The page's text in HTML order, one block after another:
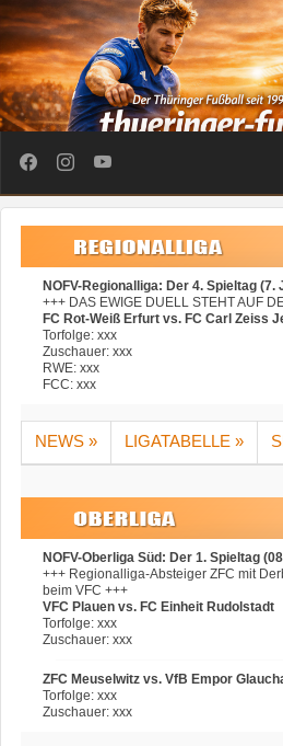
NOFV-Regionalliga: Der 4. Spieltag
+++ DAS EWIGE DUELL STEHT AUF
FC Rot-Weiß Erfurt vs. FC Carl Zeiss
Torfolge: xxx
Zuschauer: xxx
RWE: xxx
FCC: xxx
NEWS » LIGATABELLE »
NOFV-Oberliga Süd: Der 1. Spieltag
+++ Regionalliga-Absteiger ZFC mit
beim VFC +++
VFC Plauen vs. FC Einheit Rudolstadt
Torfolge: xxx
Zuschauer: xxx
ZFC Meuselwitz vs. VfB Empor
Torfolge: xxx
Zuschauer: xxx